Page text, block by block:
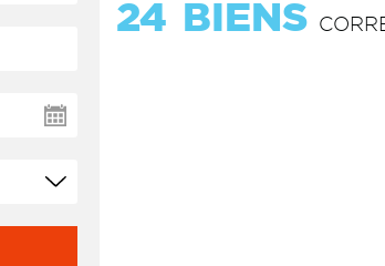
24 BIENS